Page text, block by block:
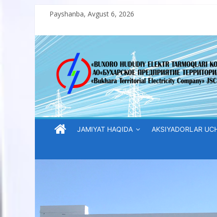
content
Payshanba, Avgust 6, 2026
“Buxoro
hududiy
elektr
tarmoqlari
korxonasi”
“Buxoro
JAMIYAT HAQIDA AKSIYADORLAR